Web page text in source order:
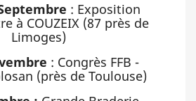
: Exposition
à COUZEIX (87 près de
Limoges)
: Congrès FFB -
(près de Toulouse)